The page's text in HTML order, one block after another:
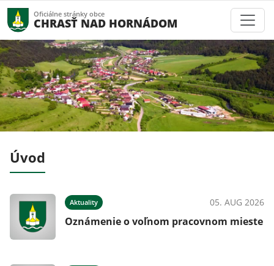
Oficiálne stránky obce
CHRASŤ NAD HORNÁDOM
Úvod
Aktuality 05. AUG 2026
Oznámenie o voľnom pracovnom mieste